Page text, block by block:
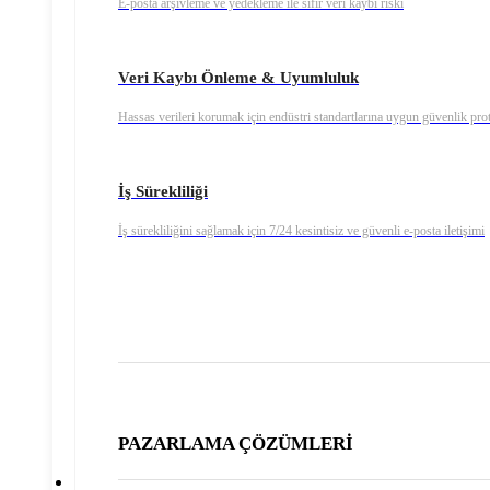
E-posta arşivleme ve yedekleme ile sıfır veri kaybı riski
Veri Kaybı Önleme & Uyumluluk
Hassas verileri korumak için endüstri standartlarına uygun güvenlik
İş Sürekliliği
İş sürekliliğini sağlamak için 7/24 kesintisiz ve güvenli e-posta iletişimi
PAZARLAMA ÇÖZÜMLERİ